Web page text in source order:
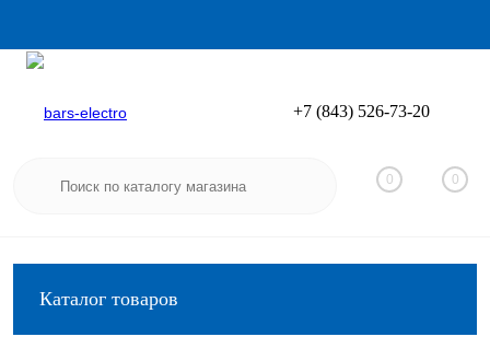
Вход
+7 (843) 526-73-20
0 0
Каталог товаров